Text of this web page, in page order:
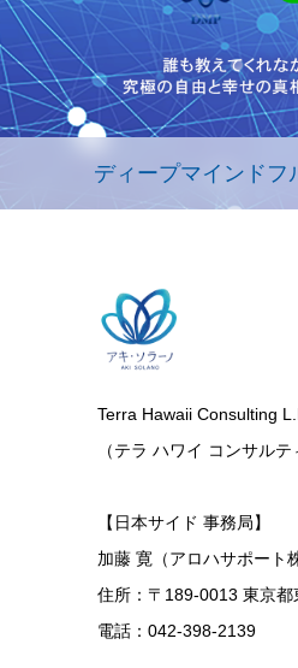
ディープマインドフ
Terra Hawaii Consulting
（テラ ハワイ コンサルテ
【日本サイド 事務局】
加藤 寛（アロハサポート
住所：〒189-0013 東京
電話：042-398-2139